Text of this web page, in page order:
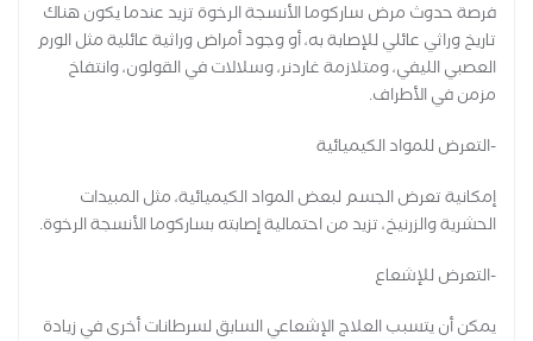
فرصة حدوث مرض ساركوما الأنسجة الرخوة تزيد عندما يكون هناك
تاريخ وراثي عائلي للإصابة به، أو وجود أمراض وراثية عائلية مثل الورم
العصبي الليفي، ومتلازمة غاردنر، وسلالات في القولون، وانتفاخ
مزمن في الأطراف.
-التعرض للمواد الكيميائية
إمكانية تعرض الجسم لبعض المواد الكيميائية، مثل المبيدات
الحشرية والزرنيخ، تزيد من احتمالية إصابته بساركوما الأنسجة الرخوة.
-التعرض للإشعاع
يمكن أن يتسبب العلاج الإشعاعي السابق لسرطانات أخرى في زيادة